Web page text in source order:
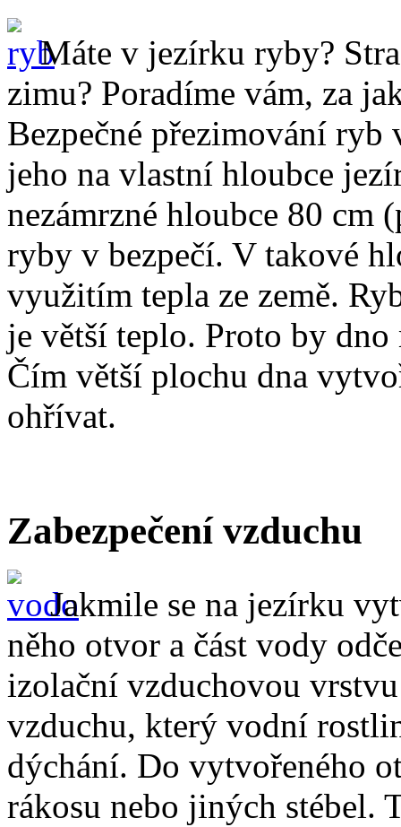
Máte v jezírku ryby?
zimu? Poradíme vám, za
Bezpečné přezimování
jeho na vlastní hloubce
nezámrzné hloubce 80 cm
ryby v bezpečí. V takové
využitím tepla ze země.
je větší teplo. Proto by
Čím větší plochu dna
ohřívat.
Zabezpečení vzduchu
Jakmile se na jezírku
něho otvor a část vody
izolační vzduchovou
vzduchu, který vodní
dýchání. Do vytvořeného
rákosu nebo jiných stébel.